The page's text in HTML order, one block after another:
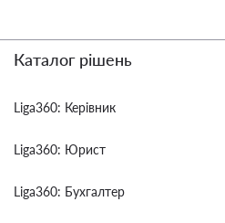
Каталог рішень
Liga360: Керівник
Liga360: Юрист
Liga360: Бухгалтер